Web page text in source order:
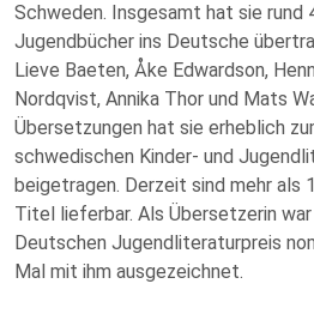
Schweden. Insgesamt hat sie rund
Jugendbücher ins Deutsche
Lieve Baeten, Åke Edwardson,
Nordqvist, Annika Thor und Mats
Übersetzungen hat sie erheblich
schwedischen Kinder- und
beigetragen. Derzeit sind mehr als
Titel lieferbar. Als Übersetzerin
Deutschen Jugendliteraturpreis
Mal mit ihm ausgezeichnet.